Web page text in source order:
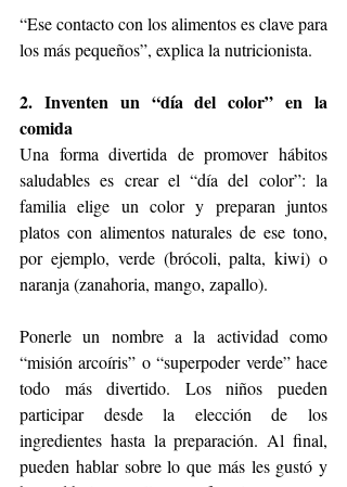
“Ese contacto con los alimentos es clave para
los más pequeños”, explica la nutricionista.
2. Inventen un “día del color” en la
comida
Una forma divertida de promover hábitos
saludables es crear el “día del color”: la
familia elige un color y preparan juntos
platos con alimentos naturales de ese tono,
por ejemplo, verde (brócoli, palta, kiwi) o
naranja (zanahoria, mango, zapallo).
Ponerle un nombre a la actividad como
“misión arcoíris” o “superpoder verde” hace
todo más divertido. Los niños pueden
participar desde la elección de los
ingredientes hasta la preparación. Al final,
pueden hablar sobre lo que más les gustó y